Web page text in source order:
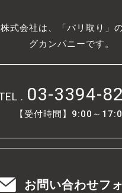
式会社は、「バリ取り」
グカンパニーです。
. 03-3394-
【受付時間】9:00～
お問い合わせフ